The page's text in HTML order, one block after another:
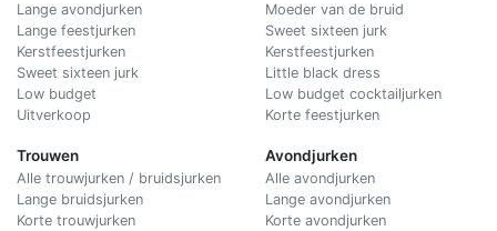
Lange avondjurken
Lange feestjurken
Kerstfeestjurken
Sweet sixteen jurk
Low budget
Uitverkoop
Trouwen
Alle trouwjurken / bruidsjurken
Lange bruidsjurken
Korte trouwjurken
Moeder van de bruid
Sweet sixteen jurk
Kerstfeestjurken
Little black dress
Low budget cocktailjurken
Korte feestjurken
Avondjurken
Alle avondjurken
Lange avondjurken
Korte avondjurken